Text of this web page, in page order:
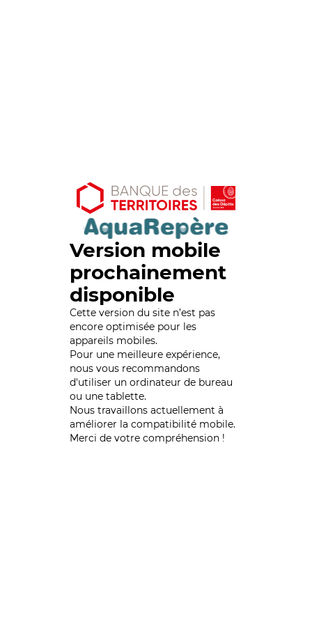
Version mobile
prochainement
disponible
Cette version du site n’est pas
encore optimisée pour les
appareils mobiles.
Pour une meilleure expérience,
nous vous recommandons
d'utiliser un ordinateur de bureau
ou une tablette.
Nous travaillons actuellement à
améliorer la compatibilité mobile.
Merci de votre compréhension !